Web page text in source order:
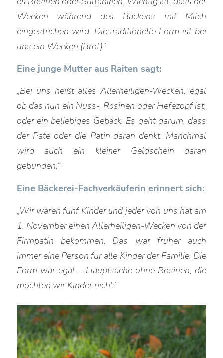
Wecken während des Backens mit Milch
eingestrichen wird. Die traditionelle Form ist bei
uns ein Wecken (Brot).“
Eine junge Mutter aus Raiten sagt:
„Bei uns heißt alles Allerheiligen-Wecken, egal
ob das nun ein Nuss-, Rosinen oder Hefezopf ist,
oder ein beliebiges Gebäck. Es geht darum, dass
der Pate oder die Patin daran denkt. Manchmal
wird auch ein kleiner Geldschein daran
gebunden.“
Eine Bäckerei-Fachverkäuferin erinnert sich:
„Wir waren fünf Kinder und jeder von uns hat am
1. November einen Allerheiligen-Wecken von der
Firmpatin bekommen. Das war früher auch
immer eine Person für alle Kinder der Familie. Die
Form war egal – Hauptsache ohne Rosinen, die
mochten wir Kinder nicht.“